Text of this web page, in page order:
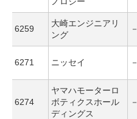
6259
大崎エンジニアリ
ング
－
6271 ニッセイ －
6274
ヤマハモーターロ
ボティクスホール
ディングス
－